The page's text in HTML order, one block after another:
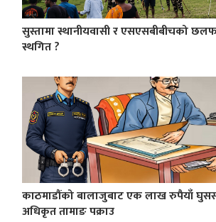
सुस्तामा स्थानीयवासी र एसएसबीबीचको
स्थगित ?
काठमाडौंको बालाजुबाट एक लाख रुपैयाँ
अधिकृत तामाङ पक्राउ